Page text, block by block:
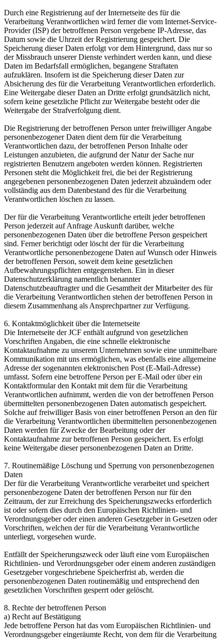
Durch eine Registrierung auf der Internetseite des für die
Verarbeitung Verantwortlichen wird ferner die vom Internet-Service-
Provider (ISP) der betroffenen Person vergebene IP-Adresse, das
Datum sowie die Uhrzeit der Registrierung gespeichert. Die
Speicherung dieser Daten erfolgt vor dem Hintergrund, dass nur so
der Missbrauch unserer Dienste verhindert werden kann, und diese
Daten im Bedarfsfall ermöglichen, begangene Straftaten
aufzuklären. Insofern ist die Speicherung dieser Daten zur
Absicherung des für die Verarbeitung Verantwortlichen erforderlich.
Eine Weitergabe dieser Daten an Dritte erfolgt grundsätzlich nicht,
sofern keine gesetzliche Pflicht zur Weitergabe besteht oder die
Weitergabe der Strafverfolgung dient.
Die Registrierung der betroffenen Person unter freiwilliger Angabe
personenbezogener Daten dient dem für die Verarbeitung
Verantwortlichen dazu, der betroffenen Person Inhalte oder
Leistungen anzubieten, die aufgrund der Natur der Sache nur
registrierten Benutzern angeboten werden können. Registrierten
Personen steht die Möglichkeit frei, die bei der Registrierung
angegebenen personenbezogenen Daten jederzeit abzuändern oder
vollständig aus dem Datenbestand des für die Verarbeitung
Verantwortlichen löschen zu lassen.
Der für die Verarbeitung Verantwortliche erteilt jeder betroffenen
Person jederzeit auf Anfrage Auskunft darüber, welche
personenbezogenen Daten über die betroffene Person gespeichert
sind. Ferner berichtigt oder löscht der für die Verarbeitung
Verantwortliche personenbezogene Daten auf Wunsch oder Hinweis
der betroffenen Person, soweit dem keine gesetzlichen
Aufbewahrungspflichten entgegenstehen. Ein in dieser
Datenschutzerklärung namentlich benannter
Datenschutzbeauftragter und die Gesamtheit der Mitarbeiter des für
die Verarbeitung Verantwortlichen stehen der betroffenen Person in
diesem Zusammenhang als Ansprechpartner zur Verfügung.
6. Kontaktmöglichkeit über die Internetseite
Die Internetseite der JCF enthält aufgrund von gesetzlichen
Vorschriften Angaben, die eine schnelle elektronische
Kontaktaufnahme zu unserem Unternehmen sowie eine unmittelbare
Kommunikation mit uns ermöglichen, was ebenfalls eine allgemeine
Adresse der sogenannten elektronischen Post (E-Mail-Adresse)
umfasst. Sofern eine betroffene Person per E-Mail oder über ein
Kontaktformular den Kontakt mit dem für die Verarbeitung
Verantwortlichen aufnimmt, werden die von der betroffenen Person
übermittelten personenbezogenen Daten automatisch gespeichert.
Solche auf freiwilliger Basis von einer betroffenen Person an den für
die Verarbeitung Verantwortlichen übermittelten personenbezogenen
Daten werden für Zwecke der Bearbeitung oder der
Kontaktaufnahme zur betroffenen Person gespeichert. Es erfolgt
keine Weitergabe dieser personenbezogenen Daten an Dritte.
7. Routinemäßige Löschung und Sperrung von personenbezogenen
Daten
Der für die Verarbeitung Verantwortliche verarbeitet und speichert
personenbezogene Daten der betroffenen Person nur für den
Zeitraum, der zur Erreichung des Speicherungszwecks erforderlich
ist oder sofern dies durch den Europäischen Richtlinien- und
Verordnungsgeber oder einen anderen Gesetzgeber in Gesetzen oder
Vorschriften, welchen der für die Verarbeitung Verantwortliche
unterliegt, vorgesehen wurde.
Entfällt der Speicherungszweck oder läuft eine vom Europäischen
Richtlinien- und Verordnungsgeber oder einem anderen zuständigen
Gesetzgeber vorgeschriebene Speicherfrist ab, werden die
personenbezogenen Daten routinemäßig und entsprechend den
gesetzlichen Vorschriften gesperrt oder gelöscht.
8. Rechte der betroffenen Person
a) Recht auf Bestätigung
Jede betroffene Person hat das vom Europäischen Richtlinien- und
Verordnungsgeber eingeräumte Recht, von dem für die Verarbeitung